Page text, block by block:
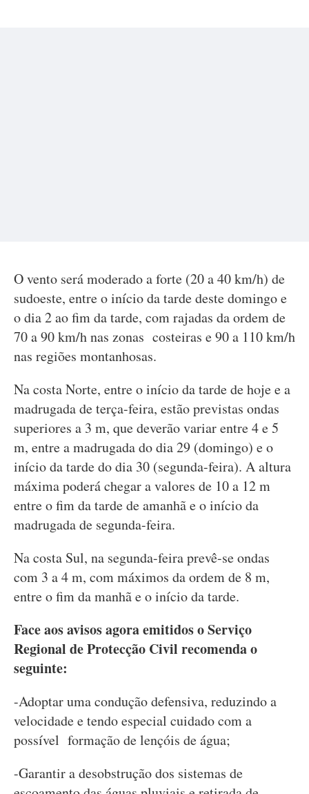
O vento será moderado a forte (20 a 40 km/h) de
sudoeste, entre o início da tarde deste domingo e
o dia 2 ao fim da tarde, com rajadas da ordem de
70 a 90 km/h nas zonas costeiras e 90 a 110 km/h
nas regiões montanhosas.
Na costa Norte, entre o início da tarde de hoje e a
madrugada de terça-feira, estão previstas ondas
superiores a 3 m, que deverão variar entre 4 e 5
m, entre a madrugada do dia 29 (domingo) e o
início da tarde do dia 30 (segunda-feira). A altura
máxima poderá chegar a valores de 10 a 12 m
entre o fim da tarde de amanhã e o início da
madrugada de segunda-feira.
Na costa Sul, na segunda-feira prevê-se ondas
com 3 a 4 m, com máximos da ordem de 8 m,
entre o fim da manhã e o início da tarde.
Face aos avisos agora emitidos o Serviço
Regional de Protecção Civil recomenda o
seguinte:
-Adoptar uma condução defensiva, reduzindo a
velocidade e tendo especial cuidado com a
possível formação de lençóis de água;
-Garantir a desobstrução dos sistemas de